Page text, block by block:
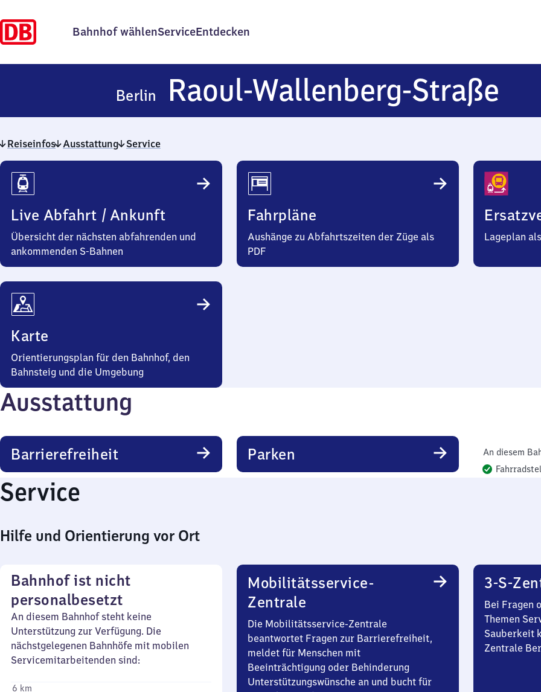
Bahnhof wählenServiceEntdecken
Berlin Raoul-Wallenberg-Straße
Reiseinfos Ausstattung Service
Reiseinfos
Live Abfahrt / Ankunft
Übersicht der nächsten abfahrenden und
ankommenden S-Bahnen
Fahrpläne
Aushänge zu Abfahrtszeiten der Züge als
PDF
Lageplan
Karte
Orientierungsplan für den Bahnhof, den
Bahnsteig und die Umgebung
Ausstattung
Barrierefreiheit Parken
An diesem
Service
Hilfe und Orientierung vor Ort
Bahnhof ist nicht
personalbesetzt
An diesem Bahnhof steht keine
Unterstützung zur Verfügung. Die
nächstgelegenen Bahnhöfe mit mobilen
Servicemitarbeitenden sind:
6 km
Mobilitätsservice-
Zentrale
Die Mobilitätsservice-Zentrale
beantwortet Fragen zur Barrierefreiheit,
meldet für Menschen mit
Beeinträchtigung oder Behinderung
Unterstützungswünsche an und bucht für
3-S-
Bei Fragen
Themen
Sauberkeit
Zentrale